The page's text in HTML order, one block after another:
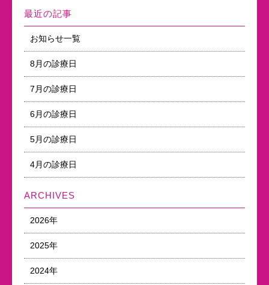
最近の記事
お知らせ一覧
8月の診療日
7月の診療日
6月の診療日
5月の診療日
4月の診療日
ARCHIVES
2026年
2025年
2024年